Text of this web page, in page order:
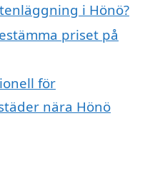
i Hönö?
priset på
för
nära Hönö